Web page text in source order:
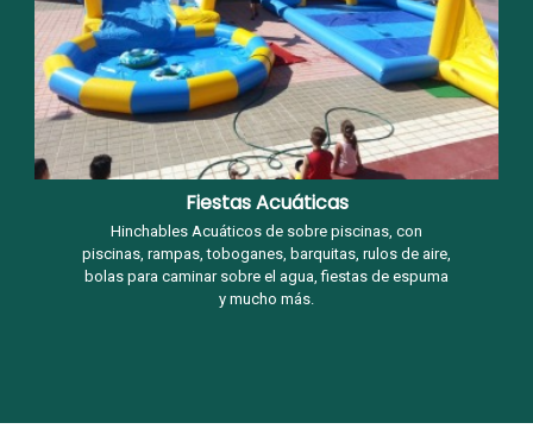
Fiestas Acuáticas
Hinchables Acuáticos de sobre piscinas, con
piscinas, rampas, toboganes, barquitas, rulos de aire,
bolas para caminar sobre el agua, fiestas de espuma
y mucho más.